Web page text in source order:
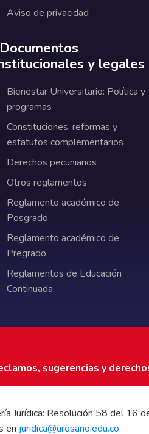
Aviso de privacidad
Documentos
y legales
Bienestar Universitario: Política y
programas
Constituciones, reformas y
estatutos complementarios
Derechos pecuniarios
Otros reglamentos
Reglamento académico de
Posgrado
Reglamento académico de
Pregrado
Reglamentos de Educación
Continuada
sugerencias y
Jurídica: Resolución 58 del
en juridica@urosario.edu.co